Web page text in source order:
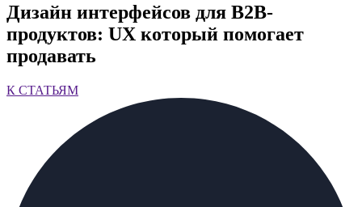
Дизайн интерфейсов для B2B-
продуктов: UX который помогает
продавать
К СТАТЬЯМ